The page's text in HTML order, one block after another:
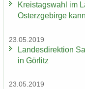
Kreis­tags­wahl im
Osterzgebirge
23.05.2019
Lan­des­di­rek­ti­on
in Gör­litz
23.05.2019